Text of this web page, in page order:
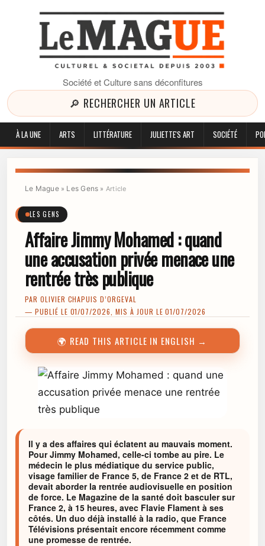
Société et Culture sans déconfitures
🔎 RECHERCHER UN ARTICLE
À LA UNE ARTS LITTÉRATURE JULIETTE'S ART SOCIÉTÉ
Le Mague» Les Gens » Article
LES GENS
Affaire Jimmy Mohamed : quand
une accusation privée menace une
rentrée très publique
PAR OLIVIER CHAPUIS D’ORGEVAL
— PUBLIÉ LE 01/07/2026, MIS À JOUR LE 01/07/2026
🌍 READ THIS ARTICLE IN ENGLISH →
Il y a des affaires qui éclatent au mauvais moment.
Pour Jimmy Mohamed, celle-ci tombe au pire. Le
médecin le plus médiatique du service public,
visage familier de France 5, de France 2 et de RTL,
devait aborder la rentrée audiovisuelle en position
de force. Le Magazine de la santé doit basculer sur
France 2, à 15 heures, avec Flavie Flament à ses
côtés. Un duo déjà installé à la radio, que France
Télévisions présentait encore récemment comme
une promesse de rentrée.